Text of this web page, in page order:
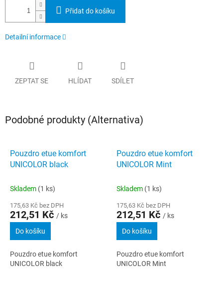
Přidat do košíku
Detailní informace
ZEPTAT SE HLÍDAT SDÍLET
Podobné produkty (Alternativa)
Pouzdro etue komfort
UNICOLOR black
Skladem (1 ks)
175,63 Kč bez DPH
212,51 Kč / ks
Do košíku
Pouzdro etue komfort
UNICOLOR black
Pouzdro etue komfort
UNICOLOR Mint
Skladem (1 ks)
175,63 Kč bez DPH
212,51 Kč / ks
Do košíku
Pouzdro etue komfort
UNICOLOR Mint